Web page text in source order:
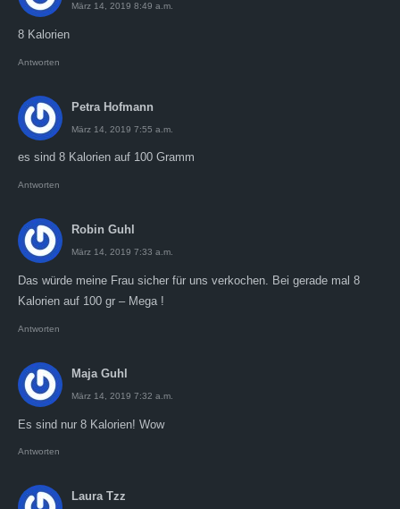
März 14, 2019 8:49 a.m.
8 Kalorien
Antworten
Petra Hofmann
März 14, 2019 7:55 a.m.
es sind 8 Kalorien auf 100 Gramm
Antworten
Robin Guhl
März 14, 2019 7:33 a.m.
Das würde meine Frau sicher für uns verkochen. Bei gerade mal 8
Kalorien auf 100 gr – Mega !
Antworten
Maja Guhl
März 14, 2019 7:32 a.m.
Es sind nur 8 Kalorien! Wow
Antworten
Laura Tzz